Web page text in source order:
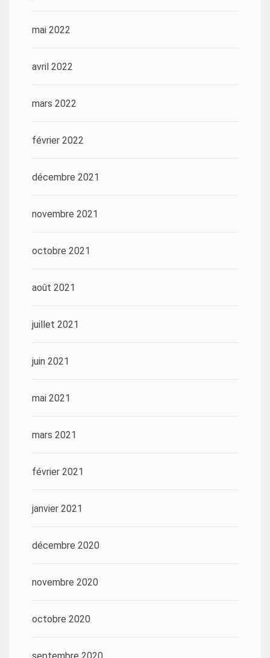
mai 2022
avril 2022
mars 2022
février 2022
décembre 2021
novembre 2021
octobre 2021
août 2021
juillet 2021
juin 2021
mai 2021
mars 2021
février 2021
janvier 2021
décembre 2020
novembre 2020
octobre 2020